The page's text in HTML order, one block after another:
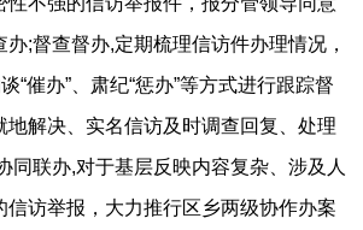
;督查督办,定期梳理信访件办理情况，
“催办”、肃纪“惩办”等方式进行跟踪督
地解决、实名信访及时调查回复、处理
同联办,对于基层反映内容复杂、涉及人
信访举报，大力推行区乡两级协作办案